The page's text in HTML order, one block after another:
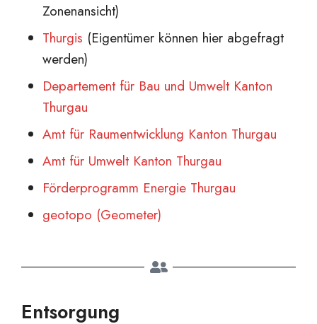
Zonenansicht)
Thurgis (Eigentümer können hier abgefragt
werden)
Departement für Bau und Umwelt Kanton
Thurgau
Amt für Raumentwicklung Kanton Thurgau
Amt für Umwelt Kanton Thurgau
Förderprogramm Energie Thurgau
geotopo (Geometer)
Entsorgung